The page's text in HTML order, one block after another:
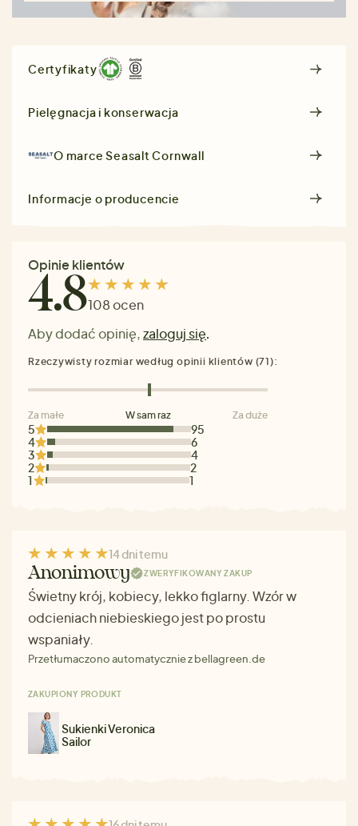
Certyfikaty
Pielęgnacja i konserwacja
O marceSeasalt Cornwall
Informacje o producencie
Opinie klientów
4.8108 ocen
Aby dodać opinię,zaloguj się.
5
95
4
6
3
4
2
2
1
1
Rzeczywisty rozmiar według opinii klientów (71):
Za małe W sam raz Za duże
14 dni temu
Anonimowy ZWERYFIKOWANY ZAKUP
Świetny krój, kobiecy, lekko figlarny. Wzór w
odcieniach niebieskiego jest po prostu
wspaniały.
Przetłumaczono automatycznie z bellagreen.de
ZAKUPIONY PRODUKT
Sukienki Veronica
Sailor